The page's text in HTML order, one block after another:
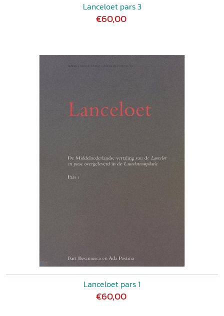
Lanceloet pars 3
€60,00
Lanceloet pars 1
€60,00